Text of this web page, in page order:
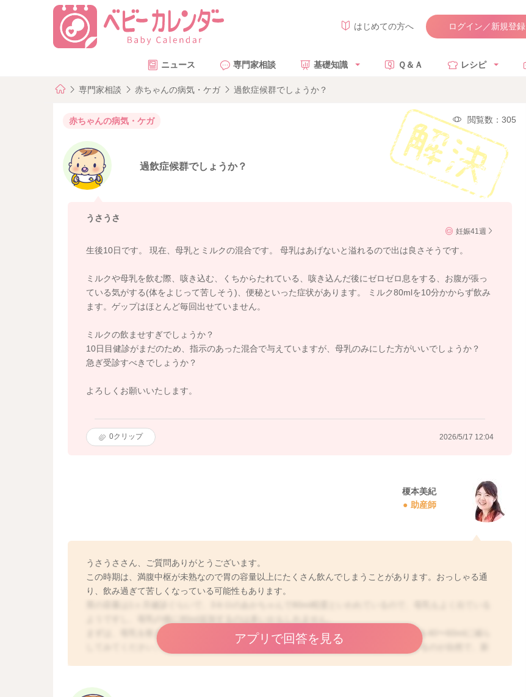
はじめての方へ ログイン／新規登録
ニュース 専門家相談 基礎知識 Ｑ＆Ａ レシピ
専門家相談 赤ちゃんの病気・ケガ 過飲症候群でしょうか？
赤ちゃんの病気・ケガ 閲覧数：305
過飲症候群でしょうか？
うさうさ
妊娠41週
生後10日です。 現在、母乳とミルクの混合です。 母乳はあげないと溢れるので出は良さそうです。
ミルクや母乳を飲む際、咳き込む、くちからたれている、咳き込んだ後にゼロゼロ息をする、お腹が張っ
ている気がする(体をよじって苦しそう)、便秘といった症状があります。 ミルク80mlを10分かからず飲み
ます。ゲップはほとんど毎回出せていません。
ミルクの飲ませすぎでしょうか？
10日目健診がまだのため、指示のあった混合で与えていますが、母乳のみにした方がいいでしょうか？
急ぎ受診すべきでしょうか？
よろしくお願いいたします。
0クリップ 2026/5/17 12:04
榎本美紀
助産師
うさうささん、ご質問ありがとうございます。
この時期は、満腹中枢が未熟なので胃の容量以上にたくさん飲んでしまうことがあります。おっしゃる通
り、飲み過ぎて苦しくなっている可能性もあります。
まずは、母乳を飲ませた後にすぐにミルクを足さずに様子をみるか、補足するミルク量を40〜60mlに減ら
してみてください。母乳の場合、消化が良いので1時間半〜2時間程度で消化して欲しがるのが自然で、新
少しでも参考になれば幸いです。
アプリで回答を見る